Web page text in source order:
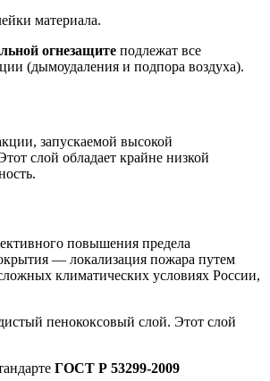
материала.
огнезащите подлежат все
(дымоудаления и подпора воздуха).
запускаемой высокой
слой обладает крайне низкой
повышения предела
— локализация пожара путем
климатических условиях России,
пенококсовый слой. Этот слой
ГОСТ Р 53299-2009